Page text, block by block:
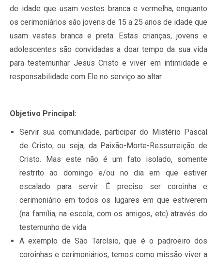
de idade que usam vestes branca e vermelha, enquanto
os cerimoniários são jovens de 15 a 25 anos de idade que
usam vestes branca e preta. Estas crianças, jovens e
adolescentes são convidadas a doar tempo da sua vida
para testemunhar Jesus Cristo e viver em intimidade e
responsabilidade com Ele no serviço ao altar.
Objetivo Principal:
Servir sua comunidade, participar do Mistério Pascal
de Cristo, ou seja, da Paixão-Morte-Ressurreição de
Cristo. Mas este não é um fato isolado, somente
restrito ao domingo e/ou no dia em que estiver
escalado para servir. É preciso ser coroinha e
cerimoniário em todos os lugares em que estiverem
(na família, na escola, com os amigos, etc) através do
testemunho de vida.
A exemplo de São Tarcísio, que é o padroeiro dos
coroinhas e cerimoniários, temos como missão viver a